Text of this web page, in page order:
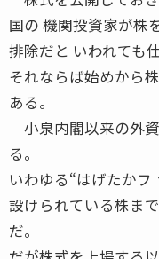
国の 機関投資家が株
排除だと いわれても
それならば始めから
ある。
小泉内閣以来の外
る。
いわゆる“はげたか
設けられている株ま
だ。